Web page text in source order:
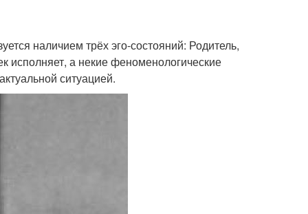
наличием трёх эго-состояний: Родитель,
исполняет, а некие феноменологические
ситуацией.